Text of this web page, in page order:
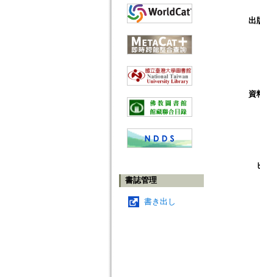
書誌管理
書き出し
出
資